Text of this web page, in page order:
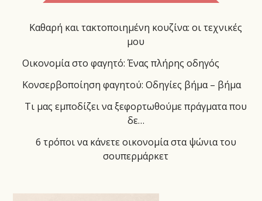
Καθαρή και τακτοποιημένη κουζίνα: οι τεχνικές
μου
Οικονομία στο φαγητό: Ένας πλήρης οδηγός
Κονσερβοποίηση φαγητού: Οδηγίες βήμα – βήμα
Τι μας εμποδίζει να ξεφορτωθούμε πράγματα που
δε…
6 τρόποι να κάνετε οικονομία στα ψώνια του
σουπερμάρκετ